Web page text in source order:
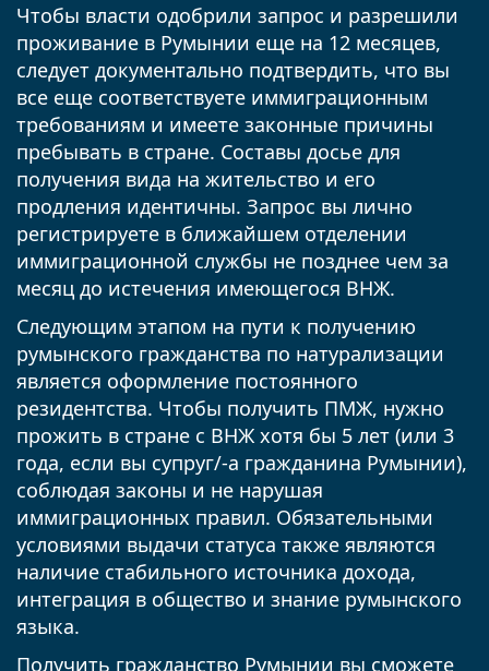
Чтобы власти одобрили запрос и разрешили
проживание в Румынии еще на 12 месяцев,
следует документально подтвердить, что вы
все еще соответствуете иммиграционным
требованиям и имеете законные причины
пребывать в стране. Составы досье для
получения вида на жительство и его
продления идентичны. Запрос вы лично
регистрируете в ближайшем отделении
иммиграционной службы не позднее чем за
месяц до истечения имеющегося ВНЖ.
Следующим этапом на пути к получению
румынского гражданства по натурализации
является оформление постоянного
резидентства. Чтобы получить ПМЖ, нужно
прожить в стране с ВНЖ хотя бы 5 лет (или 3
года, если вы супруг/-а гражданина Румынии),
соблюдая законы и не нарушая
иммиграционных правил. Обязательными
условиями выдачи статуса также являются
наличие стабильного источника дохода,
интеграция в общество и знание румынского
языка.
Получить гражданство Румынии вы сможете